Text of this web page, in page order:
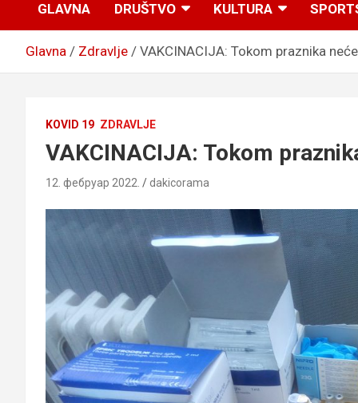
GLAVNA DRUŠTVO KULTURA
Glavna Zdravlje VAKCINACIJA: Tokom praznika
KOVID 19 ZDRAVLJE
VAKCINACIJA: Tokom
12. фебруар 2022. dakicorama